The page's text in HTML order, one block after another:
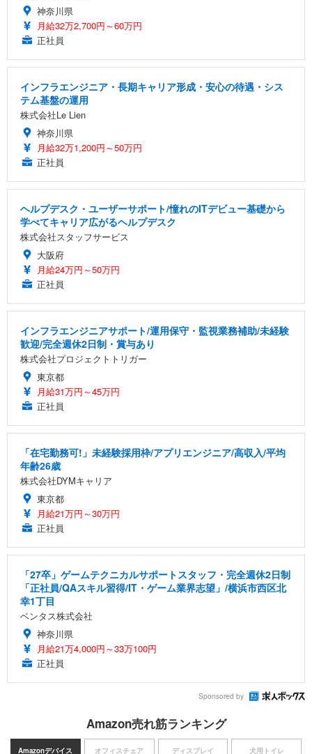
神奈川県
月給32万2,700円～60万円
正社員
インフラエンジニア・長期キャリア形成・安心の待遇・シス
テム基盤の運用
株式会社Le Lien
神奈川県
月給32万1,200円～50万円
正社員
ヘルプデスク・ユーザーサポート/憧れのITデビュー基礎から
学べてキャリア広がるヘルプデスク
株式会社スタッフサービス
大阪府
月給24万円～50万円
正社員
インフラエンジニアサポート/運用保守・監視業務補助/未経験
歓迎/完全週休2日制・賞与あり
株式会社プロジェクトトリガー
東京都
月給31万円～45万円
正社員
「在宅勤務可!」未経験採用枠/アプリエンジニア/高収入/平均
年齢26歳
株式会社DYMキャリア
東京都
月給21万円～30万円
正社員
「27卒」ゲームテクニカルサポートスタッフ・完全週休2日制
「正社員/QAスキル習得/IT・ゲーム業界志望」/横浜市西区北
幸1丁目
ベンタス株式会社
神奈川県
月給21万4,000円～33万100円
正社員
Sponsored by
Amazon売れ筋ランキング
Amazonデバイス オフィスチェア ディスプレイ 犬用トイレ